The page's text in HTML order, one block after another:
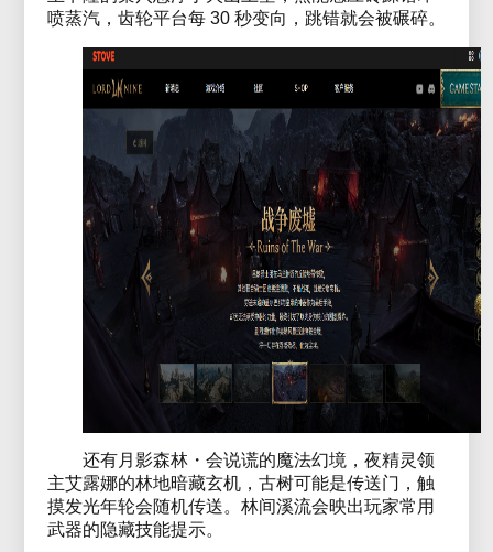
喷蒸汽，齿轮平台每 30 秒变向，跳错就会被碾碎。
还有月影森林・会说谎的魔法幻境，夜精灵领
主艾露娜的林地暗藏玄机，古树可能是传送门，触
摸发光年轮会随机传送。林间溪流会映出玩家常用
武器的隐藏技能提示。